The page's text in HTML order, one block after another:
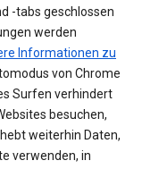
-tabs geschlossen
werden
Informationen zu
von Chrome
Surfen verhindert
besuchen,
weiterhin Daten,
verwenden, in